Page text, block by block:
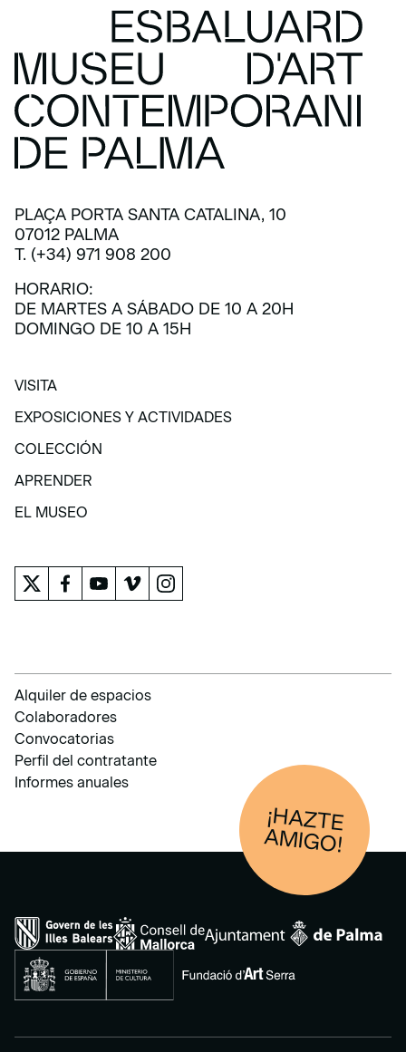
PLAÇA PORTA SANTA CATALINA, 10
07012 PALMA
T. (+34) 971 908 200
HORARIO:
DE MARTES A SÁBADO DE 10 A 20H
DOMINGO DE 10 A 15H
VISITA
EXPOSICIONES Y ACTIVIDADES
EXPOSICIONES Y ACTIVIDADES
COLECCIÓN
APRENDER
EL MUSEO
Alquiler de espacios
Colaboradores
Convocatorias
Perfil del contratante
Informes anuales
¡HAZTE
AM
IGO!